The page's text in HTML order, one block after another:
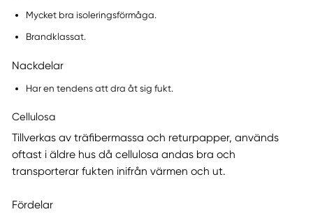
Mycket bra isoleringsförmåga.
Brandklassat.
Nackdelar
Har en tendens att dra åt sig fukt.
Cellulosa
Tillverkas av träfibermassa och returpapper, används
oftast i äldre hus då cellulosa andas bra och
transporterar fukten inifrån värmen och ut.
Fördelar